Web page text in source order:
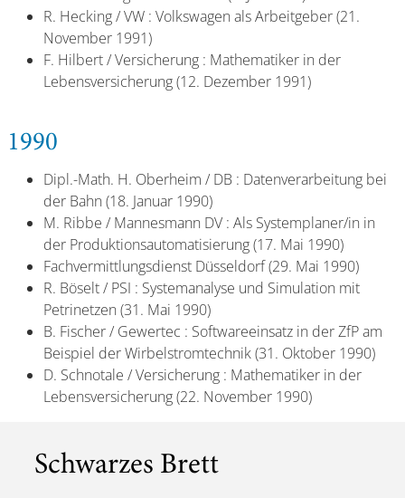
R. Hecking / VW : Volkswagen als Arbeitgeber (21.
November 1991)
F. Hilbert / Versicherung : Mathematiker in der
Lebensversicherung (12. Dezember 1991)
1990
Dipl.-Math. H. Oberheim / DB : Datenverarbeitung bei
der Bahn (18. Januar 1990)
M. Ribbe / Mannesmann DV : Als Systemplaner/in in
der Produktionsautomatisierung (17. Mai 1990)
Fachvermittlungsdienst Düsseldorf (29. Mai 1990)
R. Böselt / PSI : Systemanalyse und Simulation mit
Petrinetzen (31. Mai 1990)
B. Fischer / Gewertec : Softwareeinsatz in der ZfP am
Beispiel der Wirbelstromtechnik (31. Oktober 1990)
D. Schnotale / Versicherung : Mathematiker in der
Lebensversicherung (22. November 1990)
Schwarzes Brett